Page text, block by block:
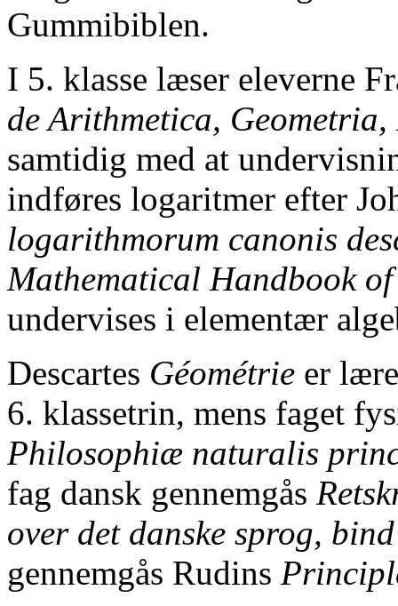
Gummibiblen.
I 5. klasse læser eleverne
de Arithmetica,
samtidig med at
indføres logaritmer efter
logarithmorum canonis
Mathematical Handbook
undervises i elementær
Descartes Géométrie er
6. klassetrin, mens faget
Philosophiæ naturalis
fag dansk gennemgås
over det danske sprog,
gennemgås Rudins